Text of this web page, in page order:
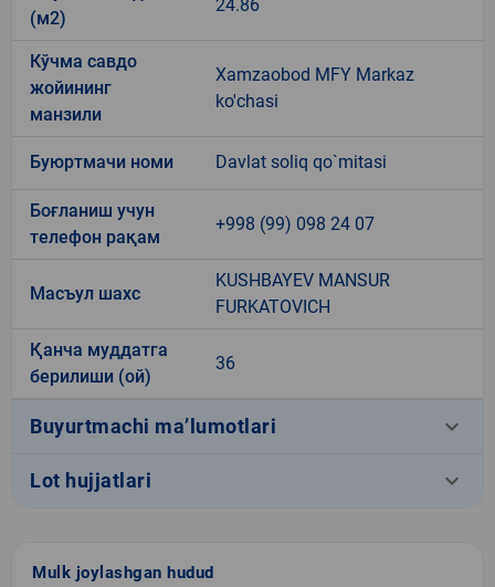
(м2)
24.86
Кўчма савдо
жойининг
манзили
Xamzaobod MFY Markaz
ko'chasi
Буюртмачи номи Davlat soliq qo`mitasi
Боғланиш учун
телефон рақам
+998 (99) 098 24 07
Масъул шахс
KUSHBAYEV MANSUR
FURKATOVICH
Қанча муддатга
берилиши (ой)
36
Buyurtmachi ma’lumotlari keyboard_arrow_down
Lot hujjatlari keyboard_arrow_down
Mulk joylashgan hudud